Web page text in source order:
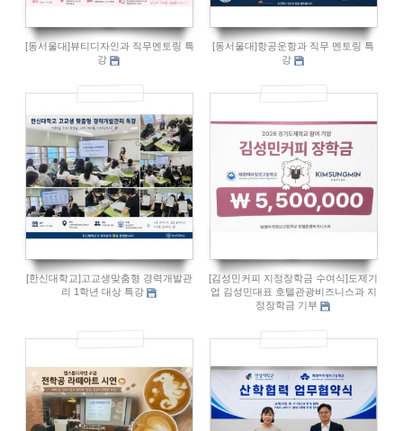
[동서울대]뷰티디자인과 직무멘토링 특
강
[동서울대]항공운항과 직무 멘토링 특
강
15
[한신대학교]고교생맞춤형 경력개발관
리 1학년 대상 특강
14
[김성민커피 지정장학금 수여식]도제기
업 김성민대표 호텔관광비즈니스과 지
정장학금 기부
17 13